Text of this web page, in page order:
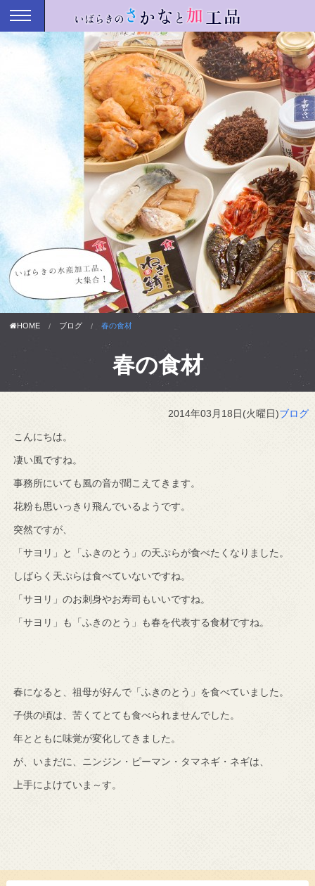
HOME ブログ 春の食材
春の食材
2014年03月18日(火曜日)ブログ
こんにちは。
凄い風ですね。
事務所にいても風の音が聞こえてきます。
花粉も思いっきり飛んでいるようです。
突然ですが、
「サヨリ」と「ふきのとう」の天ぷらが食べたくなりました。
しばらく天ぷらは食べていないですね。
「サヨリ」のお刺身やお寿司もいいですね。
「サヨリ」も「ふきのとう」も春を代表する食材ですね。
春になると、祖母が好んで「ふきのとう」を食べていました。
子供の頃は、苦くてとても食べられませんでした。
年とともに味覚が変化してきました。
が、いまだに、ニンジン・ピーマン・タマネギ・ネギは、
上手によけていま～す。